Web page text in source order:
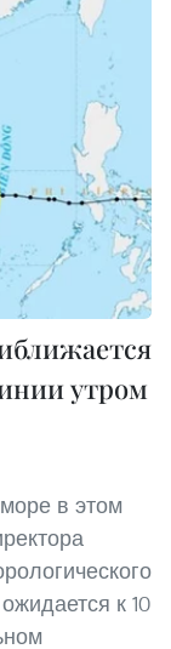
утром
в этом
к 10